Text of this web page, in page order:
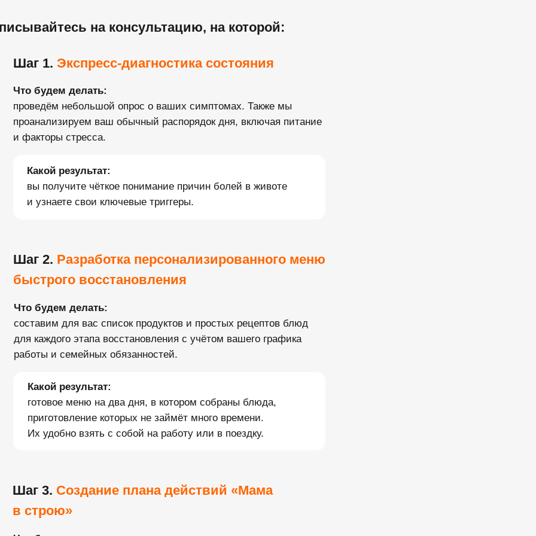
на консультацию, на которой:
Что будем делать:
проведём небольшой опрос о ваших симптомах. Также мы
проанализируем ваш обычный распорядок дня, включая питание
и факторы стресса.
Шаг 1. Экспресс-диагностика состояния
Шаг 3. Создание плана действий «Мама
в строю»
Какой результат:
вы получите чёткое понимание причин болей в животе
и узнаете свои ключевые триггеры.
Что будем делать:
составим для вас список продуктов и простых рецептов блюд
для каждого этапа восстановления с учётом вашего графика
работы и семейных обязанностей.
Шаг 2. Разработка персонализированного меню
быстрого восстановления
Какой результат:
готовое меню на два дня, в котором собраны блюда,
приготовление которых не займёт много времени.
Их удобно взять с собой на работу или в поездку.